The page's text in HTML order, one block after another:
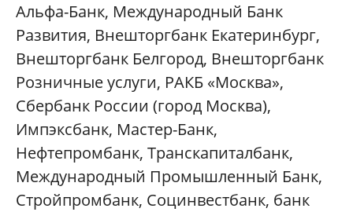
Альфа-Банк, Международный Банк
Развития, Внешторгбанк Екатеринбург,
Внешторгбанк Белгород, Внешторгбанк
Розничные услуги, РАКБ «Москва»,
Сбербанк России (город Москва),
Импэксбанк, Мастер-Банк,
Нефтепромбанк, Транскапиталбанк,
Международный Промышленный Банк,
Стройпромбанк, Социнвестбанк, банк